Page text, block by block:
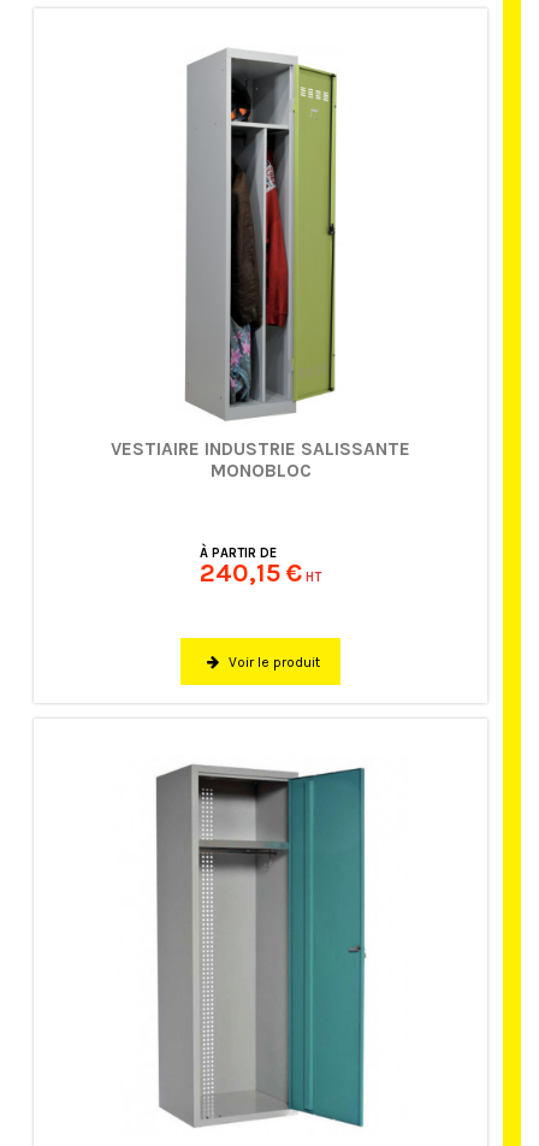
VESTIAIRE INDUSTRIE SALISSANTE
MONOBLOC
À PARTIR DE
240,15 € HT
Voir le produit